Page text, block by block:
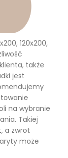
120x200,
także
jest
na wybranie
Takiej
a zwrot
może